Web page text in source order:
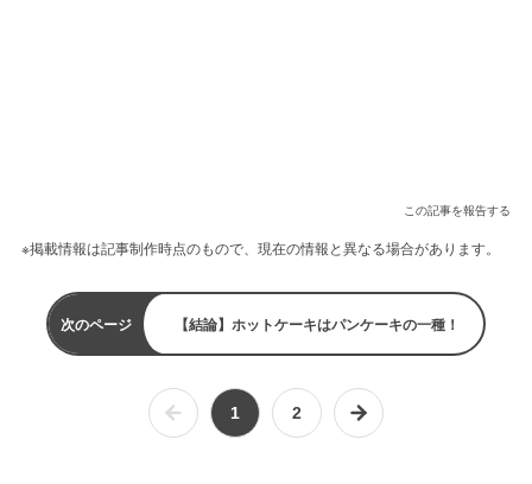
この記事を報告する
※掲載情報は記事制作時点のもので、現在の情報と異なる場合があります。
次のページ 【結論】ホットケーキはパンケーキの一種！
1 2